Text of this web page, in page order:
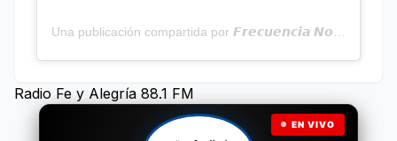
Radio Fe y Alegría 88.1 FM
EN VIVO